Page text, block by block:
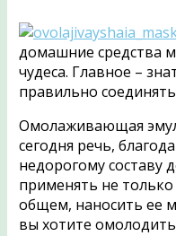
домашние средства
чудеса. Главное –
правильно
Омолаживающая
сегодня речь,
недорогому составу
применять не
общем, наносить ее
вы хотите